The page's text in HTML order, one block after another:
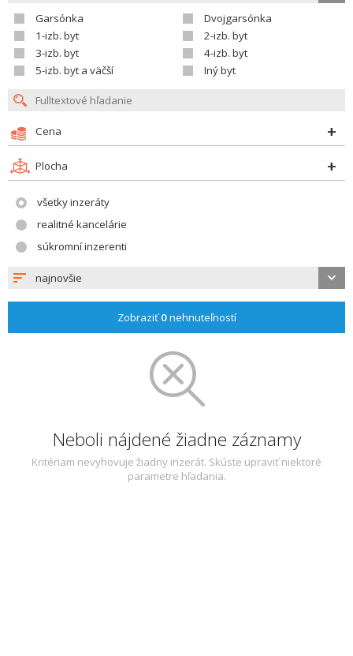
Garsónka
Dvojgarsónka
1-izb. byt
2-izb. byt
3-izb. byt
4-izb. byt
5-izb. byt a väčší
Iný byt
Cena
Plocha
všetky inzeráty
realitné kancelárie
súkromní inzerenti
najnovšie
Zobraziť0nehnuteľností
Neboli nájdené žiadne záznamy
Kritériam nevyhovuje žiadny inzerát. Skúste upraviť niektoré
parametre hľadania.